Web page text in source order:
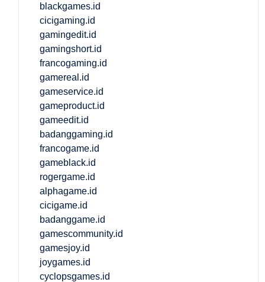
blackgames.id
cicigaming.id
gamingedit.id
gamingshort.id
francogaming.id
gamereal.id
gameservice.id
gameproduct.id
gameedit.id
badanggaming.id
francogame.id
gameblack.id
rogergame.id
alphagame.id
cicigame.id
badanggame.id
gamescommunity.id
gamesjoy.id
joygames.id
cyclopsgames.id